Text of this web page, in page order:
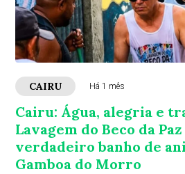
CAIRU Há 1 mês
Cairu: Água, alegria e
Lavagem do Beco da
verdadeiro banho de
Gamboa do Morro